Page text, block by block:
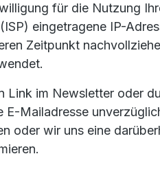
für die Nutzung
eingetragene IP-
Zeitpunkt
im Newsletter oder
Mailadresse
oder wir uns eine